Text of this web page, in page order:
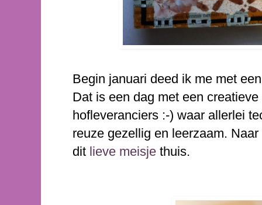
Begin januari deed ik me met
Dat is een dag met een
hofleveranciers :-) waar allerlei
reuze gezellig en leerzaam.
dit lieve meisje thuis.